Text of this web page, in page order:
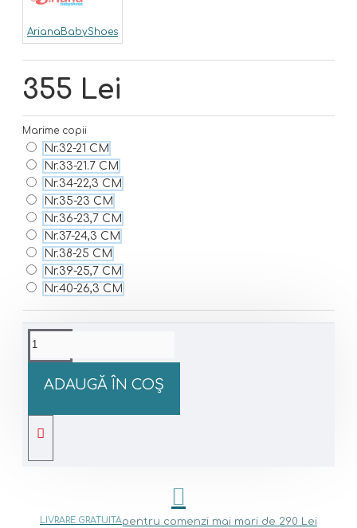
355 Lei
ArianaBabyShoes
Marime copii
Nr.32-21 CM
Nr.33-21.7 CM
Nr.34-22,3 CM
Nr.35-23 CM
Nr.36-23,7 CM
Nr.37-24,3 CM
Nr.38-25 CM
Nr.39-25,7 CM
Nr.40-26,3 CM
ADAUGĂ ÎN COŞ
LIVRARE GRATUITApentru comenzi mai mari de 290 Lei